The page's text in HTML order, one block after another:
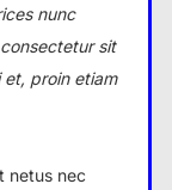
nunc
sit
et, proin etiam
netus nec